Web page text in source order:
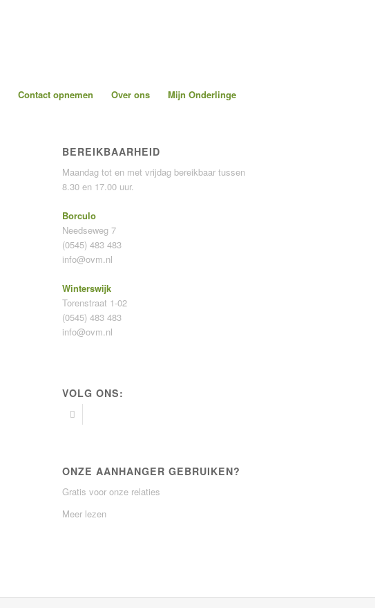
Contact opnemen Over ons Mijn Onderlinge
BEREIKBAARHEID
Maandag tot en met vrijdag bereikbaar tussen
8.30 en 17.00 uur.
Borculo
Needseweg 7
(0545) 483 483
info@ovm.nl
Winterswijk
Torenstraat 1-02
(0545) 483 483
info@ovm.nl
VOLG ONS:
ONZE AANHANGER GEBRUIKEN?
Gratis voor onze relaties
Meer lezen